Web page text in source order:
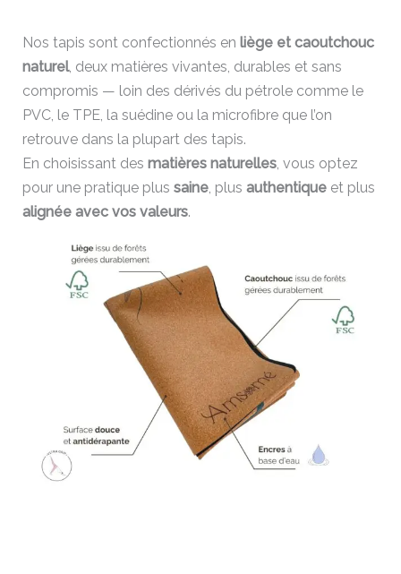
Nos tapis sont confectionnés en liège et caoutchouc
naturel, deux matières vivantes, durables et sans
compromis — loin des dérivés du pétrole comme le
PVC, le TPE, la suédine ou la microfibre que l’on
retrouve dans la plupart des tapis.
En choisissant des matières naturelles, vous optez
pour une pratique plus saine, plus authentiqueet plus
alignée avec vos valeurs.